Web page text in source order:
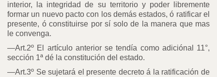
interior, la integridad de su territorio y poder libremente
formar un nuevo pacto con los demás estados, ó ratificar el
presente, ó constituirse por sí solo de la manera que mas
le convenga.
—Art.2º El artículo anterior se tendía como adiciónal 11°,
sección 1ª dé la constitución del estado.
—Art.3º Se sujetará el presente decreto á la ratificación de